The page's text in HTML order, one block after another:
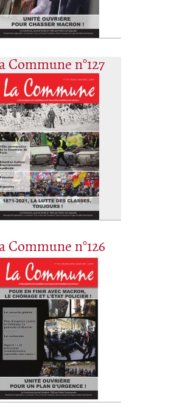
Commune n°127
Commune n°126